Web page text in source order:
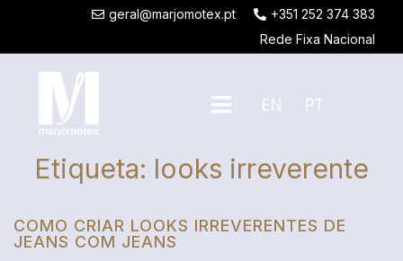
geral@marjomotex.pt
+351 252 374 383
Rede Fixa Nacional
EN PT
Etiqueta: looks irreverente
COMO CRIAR LOOKS IRREVERENTES DE
JEANS COM JEANS